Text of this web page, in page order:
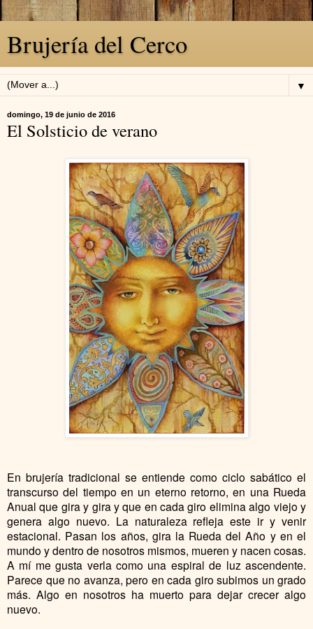
Brujería del Cerco
▼
domingo, 19 de junio de 2016
El Solsticio de verano
En brujería tradicional se entiende como ciclo sabático el
transcurso del tiempo en un eterno retorno, en una Rueda
Anual que gira y gira y que en cada giro elimina algo viejo y
genera algo nuevo. La naturaleza refleja este ir y venir
estacional. Pasan los años, gira la Rueda del Año y en el
mundo y dentro de nosotros mismos, mueren y nacen cosas.
A mí me gusta verla como una espiral de luz ascendente.
Parece que no avanza, pero en cada giro subimos un grado
más. Algo en nosotros ha muerto para dejar crecer algo
nuevo.